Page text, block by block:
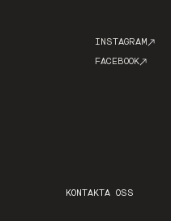
INSTAGRAM
FACEBOOK
KONTAKTA OSS